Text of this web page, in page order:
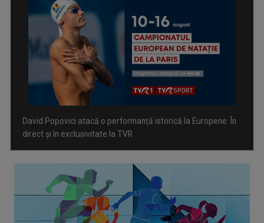
Spectacol total la TVR: David Popovici și tricolorii luptă
pentru aur la Europenele de Natație de la Paris